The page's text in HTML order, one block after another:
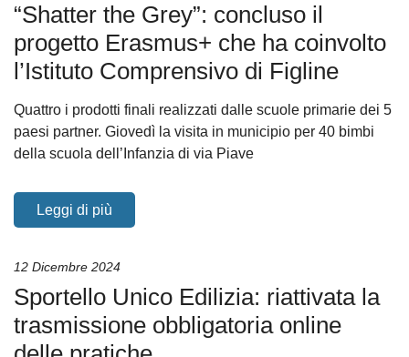
“Shatter the Grey”: concluso il
progetto Erasmus+ che ha coinvolto
l’Istituto Comprensivo di Figline
Quattro i prodotti finali realizzati dalle scuole primarie dei 5
paesi partner. Giovedì la visita in municipio per 40 bimbi
della scuola dell’Infanzia di via Piave
Leggi di più
12 Dicembre 2024
Sportello Unico Edilizia: riattivata la
trasmissione obbligatoria online